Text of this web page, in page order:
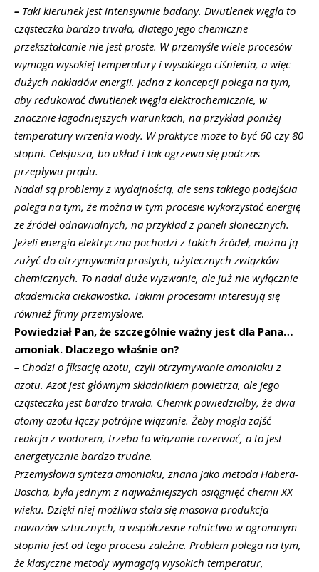
– Taki kierunek jest intensywnie badany. Dwutlenek węgla to
cząsteczka bardzo trwała, dlatego jego chemiczne
przekształcanie nie jest proste. W przemyśle wiele procesów
wymaga wysokiej temperatury i wysokiego ciśnienia, a więc
dużych nakładów energii. Jedna z koncepcji polega na tym,
aby redukować dwutlenek węgla elektrochemicznie, w
znacznie łagodniejszych warunkach, na przykład poniżej
temperatury wrzenia wody. W praktyce może to być 60 czy 80
stopni. Celsjusza, bo układ i tak ogrzewa się podczas
przepływu prądu.
Nadal są problemy z wydajnością, ale sens takiego podejścia
polega na tym, że można w tym procesie wykorzystać energię
ze źródeł odnawialnych, na przykład z paneli słonecznych.
Jeżeli energia elektryczna pochodzi z takich źródeł, można ją
zużyć do otrzymywania prostych, użytecznych związków
chemicznych. To nadal duże wyzwanie, ale już nie wyłącznie
akademicka ciekawostka. Takimi procesami interesują się
również firmy przemysłowe.
Powiedział Pan, że szczególnie ważny jest dla Pana…
amoniak. Dlaczego właśnie on?
– Chodzi o fiksację azotu, czyli otrzymywanie amoniaku z
azotu. Azot jest głównym składnikiem powietrza, ale jego
cząsteczka jest bardzo trwała. Chemik powiedziałby, że dwa
atomy azotu łączy potrójne wiązanie. Żeby mogła zajść
reakcja z wodorem, trzeba to wiązanie rozerwać, a to jest
energetycznie bardzo trudne.
Przemysłowa synteza amoniaku, znana jako metoda Habera-
Boscha, była jednym z najważniejszych osiągnięć chemii XX
wieku. Dzięki niej możliwa stała się masowa produkcja
nawozów sztucznych, a współczesne rolnictwo w ogromnym
stopniu jest od tego procesu zależne. Problem polega na tym,
że klasyczne metody wymagają wysokich temperatur,